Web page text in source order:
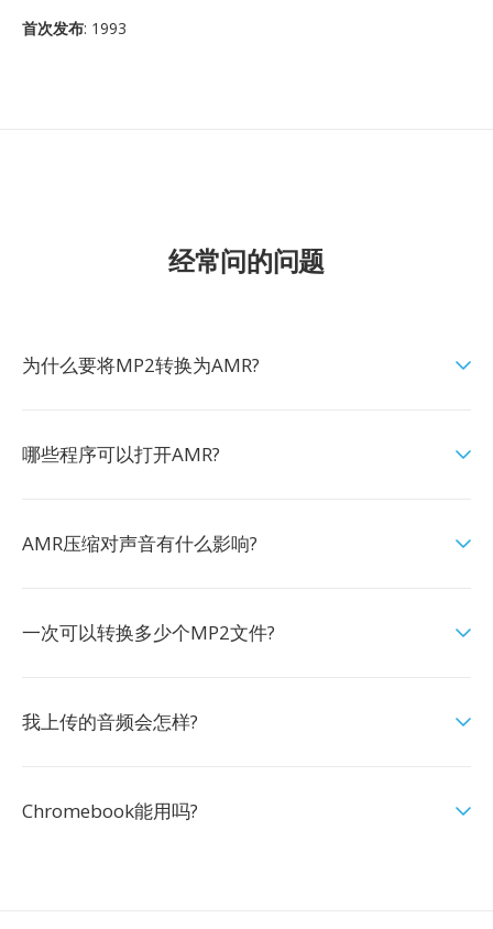
首次发布: 1993
经常问的问题
为什么要将MP2转换为AMR?
哪些程序可以打开AMR?
AMR压缩对声音有什么影响?
一次可以转换多少个MP2文件?
我上传的音频会怎样?
Chromebook能用吗?